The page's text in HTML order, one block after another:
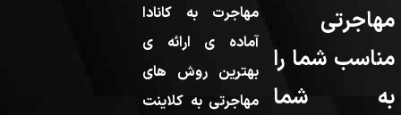
مهاجرتی
مناسب شما را
به شما
مهاجرت به کانادا
آماده ی ارائه ی
بهترین روش های
مهاجرتی به کلاینت